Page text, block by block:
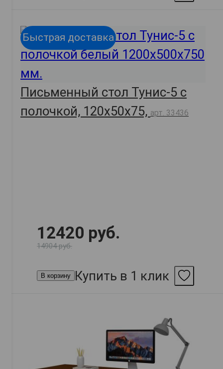
Быстрая доставка
Письменный стол Тунис-5 с
полочкой, 120х50х75, арт. 33436
12420 руб.
14904 руб.
В корзину Купить в 1 клик